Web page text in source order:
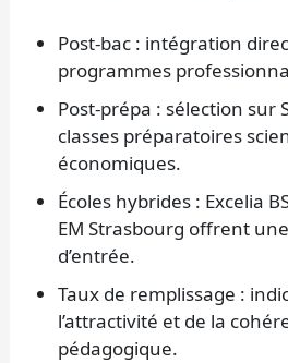
Post-bac : intégration
programmes
Post-prépa : sélection sur
classes préparatoires
économiques.
Écoles hybrides : Excelia
EM Strasbourg offrent
d’entrée.
Taux de remplissage :
l’attractivité et de la
pédagogique.